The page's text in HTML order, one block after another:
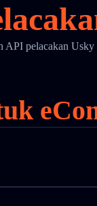
API pelacakan